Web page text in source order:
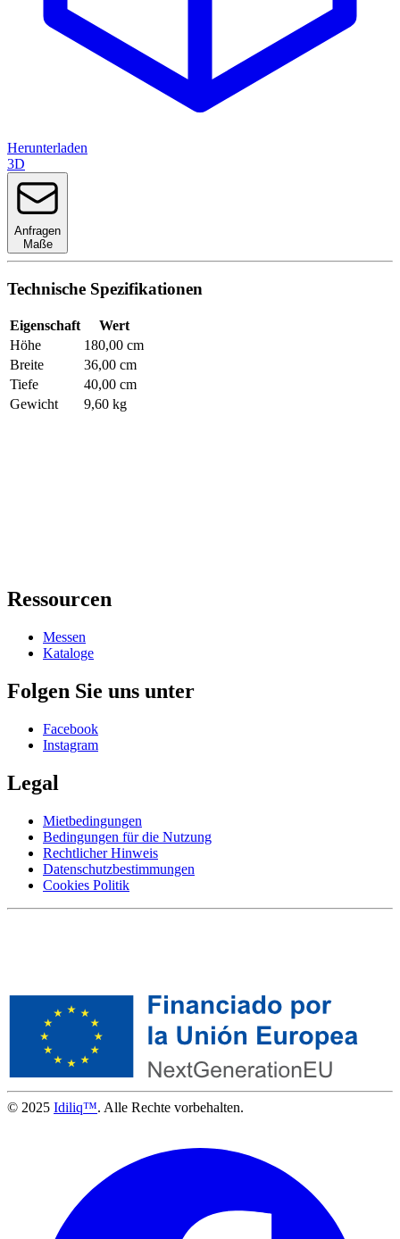
Herunterladen
3D
Anfragen
Maße
Technische Spezifikationen
Eigenschaft
Wert
Höhe
180,00 cm
Breite
36,00 cm
Tiefe
40,00 cm
Gewicht
9,60 kg
Ressourcen
Messen
Kataloge
Folgen Sie uns unter
Facebook
Instagram
Legal
Mietbedingungen
Bedingungen für die Nutzung
Rechtlicher Hinweis
Datenschutzbestimmungen
Cookies Politik
© 2025 Idiliq™. Alle Rechte vorbehalten.